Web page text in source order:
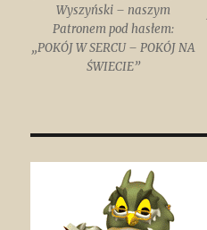
Wyszyński – naszym
Patronem pod hasłem:
„POKÓJ W SERCU – POKÓJ NA
ŚWIECIE”